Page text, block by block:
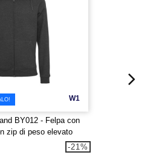
W1
BY012 - Felpa con
zip di peso elevato
-21%